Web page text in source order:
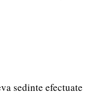
sedinte efectuate